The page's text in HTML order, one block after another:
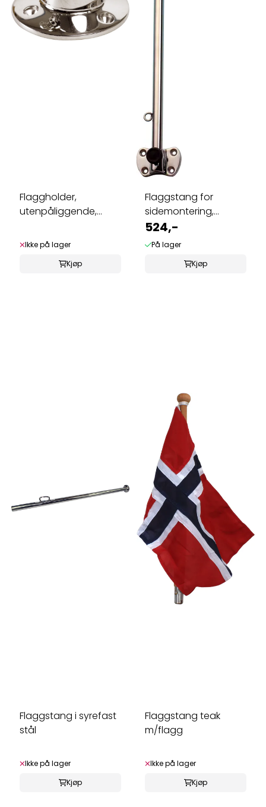
Flaggholder,
utenpåliggende,
Ikke på lager
Kjøp
Flaggstang for
sidemontering,
syrefast, 50 cm
524,-
På lager
Kjøp
Flaggstang i syrefast
stål
Ikke på lager
Kjøp
Flaggstang teak
m/flagg
Ikke på lager
Kjøp